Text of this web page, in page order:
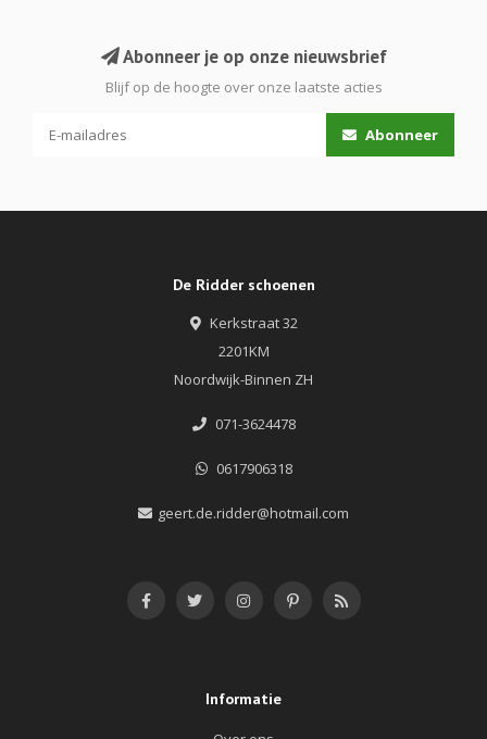
Abonneer je op onze nieuwsbrief
Blijf op de hoogte over onze laatste acties
Abonneer
De Ridder schoenen
Kerkstraat 32
2201KM
Noordwijk-Binnen ZH
071-3624478
0617906318
geert.de.ridder@hotmail.com
Informatie